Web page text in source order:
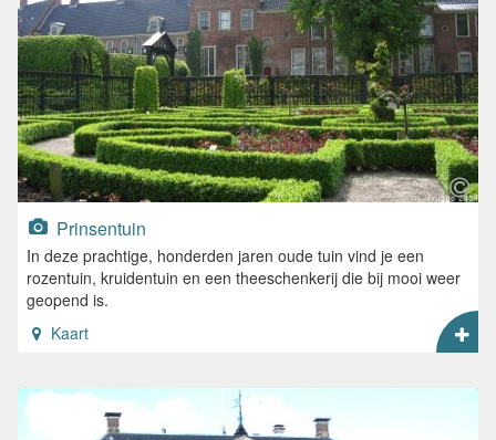
Prinsentuin
In deze prachtige, honderden jaren oude tuin vind je een
rozentuin, kruidentuin en een theeschenkerij die bij mooi weer
geopend is.
Kaart